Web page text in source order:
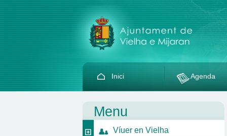
Inici Agenda
Menu
Víuer en Vielha